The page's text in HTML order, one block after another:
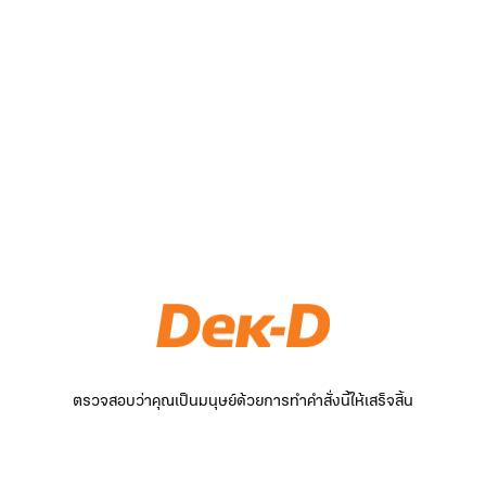
ตรวจสอบว่าคุณเป็นมนุษย์ด้วยการทำคำสั่งนี้ให้เสร็จสิ้น